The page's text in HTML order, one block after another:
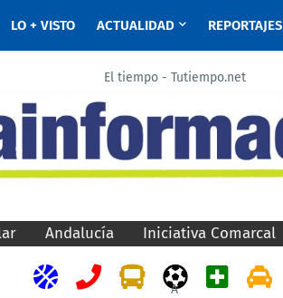
LO + VISTO ACTUALIDAD REPORTAJES
El tiempo - Tutiempo.net
Andalucía Iniciativa Comarcal
A